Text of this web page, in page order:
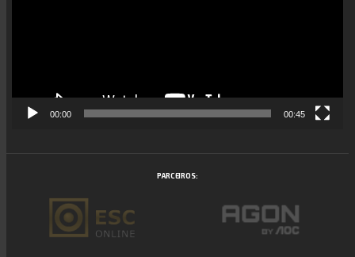
00:00 00:45
PARCEIROS: